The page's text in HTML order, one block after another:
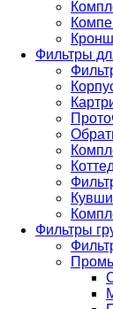
Фильтры
Фильтры